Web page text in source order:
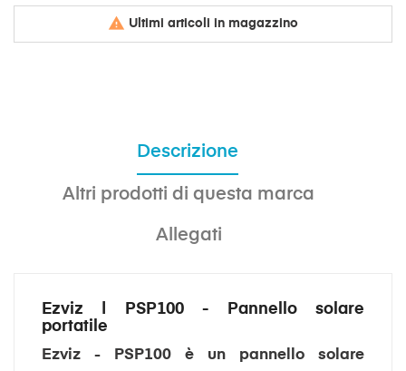
 Ultimi articoli in magazzino
Descrizione
Altri prodotti di questa marca
Allegati
Ezviz | PSP100 - Pannello solare
portatile
Ezviz - PSP100 è un pannello solare